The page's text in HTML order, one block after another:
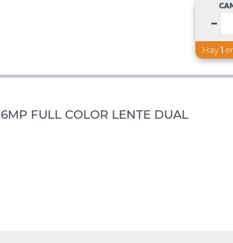
–
Hay1
FULL COLOR LENTE DUAL